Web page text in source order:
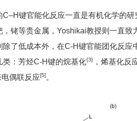
C–H键官能化反应一直是有机化学的
，铑等贵金属，Yoshikai教授则一直
除了低成本外，在C-H键官能团化反
类：芳烃C-H键的烷基化{3} ，烯基化反
偶联反应[5] 。